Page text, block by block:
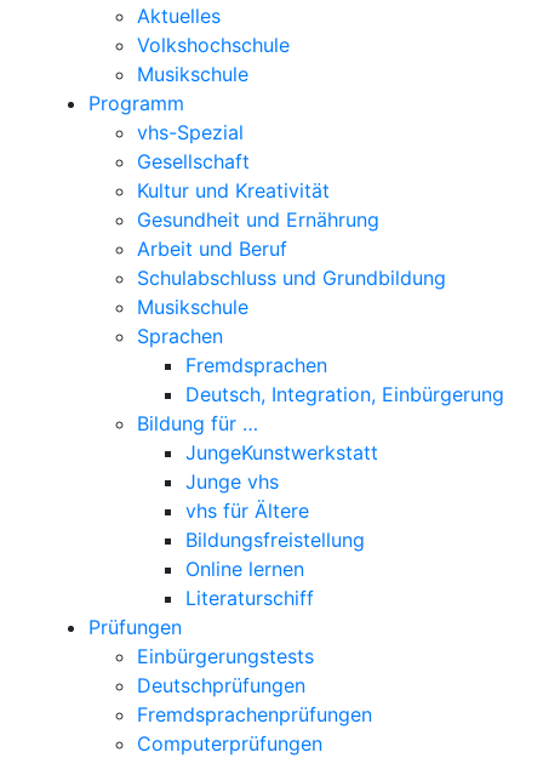
Aktuelles
Volkshochschule
Musikschule
Programm
vhs-Spezial
Gesellschaft
Kultur und Kreativität
Gesundheit und Ernährung
Arbeit und Beruf
Schulabschluss und Grundbildung
Musikschule
Sprachen
Fremdsprachen
Deutsch, Integration, Einbürgerung
Bildung für …
JungeKunstwerkstatt
Junge vhs
vhs für Ältere
Bildungsfreistellung
Online lernen
Literaturschiff
Prüfungen
Einbürgerungstests
Deutschprüfungen
Fremdsprachenprüfungen
Computerprüfungen